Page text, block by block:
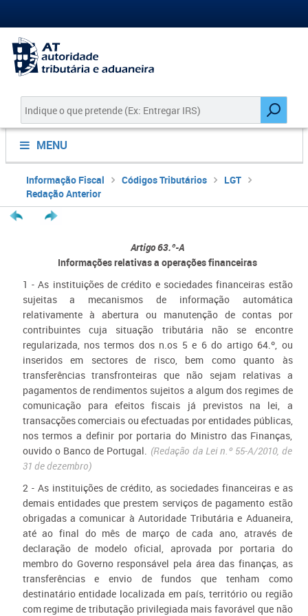
MENU
Informação Fiscal Códigos Tributários
LGT
Redação Anterior
Artigo 63.º-A
Informações relativas a operações financeiras
1 - As instituições de crédito e sociedades financeiras estão
sujeitas a mecanismos de informação automática
relativamente à abertura ou manutenção de contas por
contribuintes cuja situação tributária não se encontre
regularizada, nos termos dos n.os 5 e 6 do artigo 64.º, ou
inseridos em sectores de risco, bem como quanto às
transferências transfronteiras que não sejam relativas a
pagamentos de rendimentos sujeitos a algum dos regimes de
comunicação para efeitos fiscais já previstos na lei, a
transacções comerciais ou efectuadas por entidades públicas,
nos termos a definir por portaria do Ministro das Finanças,
ouvido o Banco de Portugal. (Redação da Lei n.º 55-A/2010, de
31 de dezembro)
2 - As instituições de crédito, as sociedades financeiras e as
demais entidades que prestem serviços de pagamento estão
obrigadas a comunicar à Autoridade Tributária e Aduaneira,
até ao final do mês de março de cada ano, através de
declaração de modelo oficial, aprovada por portaria do
membro do Governo responsável pela área das finanças, as
transferências e envio de fundos que tenham como
destinatário entidade localizada em país, território ou região
com regime de tributação privilegiada mais favorável que não